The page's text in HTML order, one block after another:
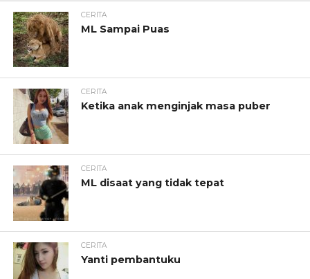
CERITA
ML Sampai Puas
CERITA
Ketika anak menginjak masa puber
CERITA
ML disaat yang tidak tepat
CERITA
Yanti pembantuku